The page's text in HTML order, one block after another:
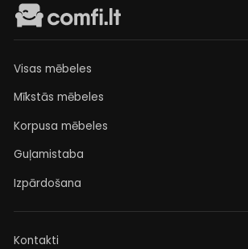
Visas mēbeles
Mīkstās mēbeles
Korpusa mēbeles
Guļamistaba
Izpārdošana
Kontakti